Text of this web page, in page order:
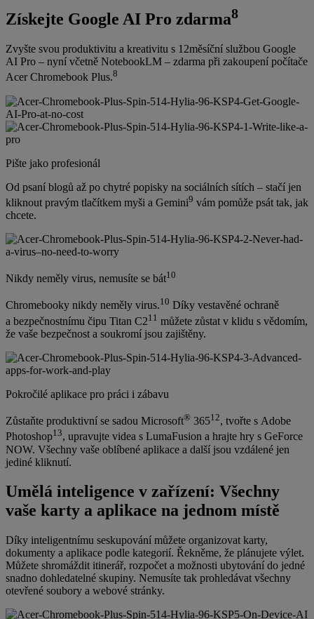
Získejte Google AI Pro zdarma8
Zvyšte svou produktivitu a kreativitu s 12měsíční službou Google
AI Pro – nyní včetně NotebookLM – zdarma při zakoupení počítače
Acer Chromebook Plus.8
Pište jako profesionál
Od psaní blogů až po chytré popisky na sociálních sítích – stačí jen
kliknout pravým tlačítkem myši a Gemini9 vám pomůže psát tak, jak
chcete.
Nikdy neměly virus, nemusíte se bát10
Chromebooky nikdy neměly virus.10 Díky vestavěné ochraně
a bezpečnostnímu čipu Titan C211 můžete zůstat v klidu s vědomím,
že vaše bezpečnost a soukromí jsou zajištěny.
Pokročilé aplikace pro práci i zábavu
Zůstaňte produktivní se sadou Microsoft® 36512, tvořte s Adobe
Photoshop13, upravujte videa s LumaFusion a hrajte hry s GeForce
NOW. Všechny vaše oblíbené aplikace a další jsou vzdálené jen
jediné kliknutí.
Umělá inteligence v zařízení: Všechny
vaše karty a aplikace na jednom místě
Díky inteligentnímu seskupování můžete organizovat karty,
dokumenty a aplikace podle kategorií. Řekněme, že plánujete výlet.
Můžete shromáždit itinerář, rozpočet a možnosti ubytování do jedné
snadno dohledatelné skupiny. Nemusíte tak prohledávat všechny
otevřené soubory a webové stránky.